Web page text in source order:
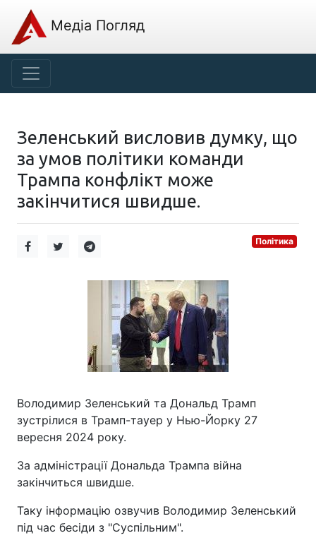
Медіа Погляд
Зеленський висловив думку, що
за умов політики команди
Трампа конфлікт може
закінчитися швидше.
Політика
Володимир Зеленський та Дональд Трамп
зустрілися в Трамп-тауер у Нью-Йорку 27
вересня 2024 року.
За адміністрації Дональда Трампа війна
закінчиться швидше.
Таку інформацію озвучив Володимир Зеленський
під час бесіди з "Суспільним".